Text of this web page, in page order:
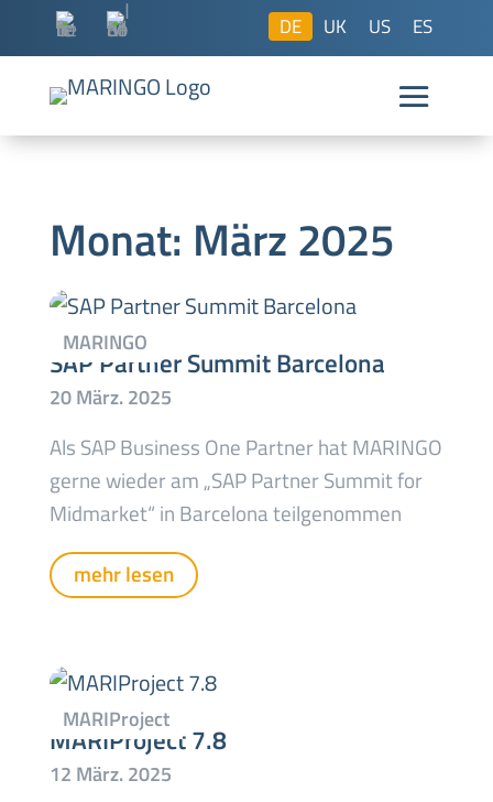
DE UK US ES
Monat: März 2025
SAP Partner Summit Barcelona
Als SAP Business One Partner hat MARINGO
gerne wieder am „SAP Partner Summit for
Midmarket“ in Barcelona teilgenommen
mehr lesen
MARIProject 7.8